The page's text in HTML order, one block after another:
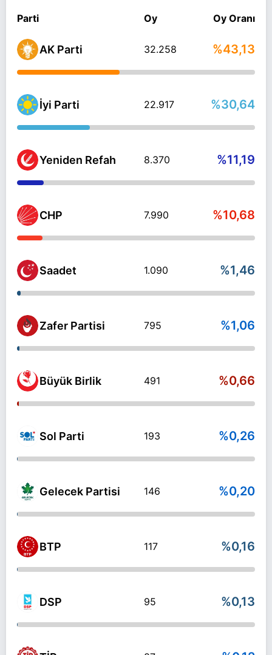
Parti Oy Oy Oranı
AK Parti 32.258 %43,13
İyi Parti 22.917 %30,64
Yeniden Refah 8.370 %11,19
CHP 7.990 %10,68
Saadet 1.090 %1,46
Zafer Partisi 795 %1,06
Büyük Birlik 491 %0,66
Sol Parti 193 %0,26
Gelecek Partisi 146 %0,20
BTP 117 %0,16
DSP 95 %0,13